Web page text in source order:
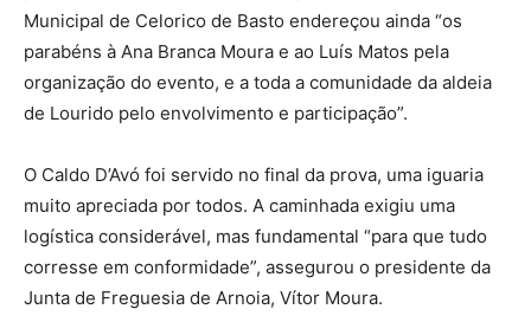
Municipal de Celorico de Basto endereçou ainda “os
parabéns à Ana Branca Moura e ao Luís Matos pela
organização do evento, e a toda a comunidade da aldeia
de Lourido pelo envolvimento e participação”.
O Caldo D’Avó foi servido no final da prova, uma iguaria
muito apreciada por todos. A caminhada exigiu uma
logística considerável, mas fundamental “para que tudo
corresse em conformidade”, assegurou o presidente da
Junta de Freguesia de Arnoia, Vítor Moura.